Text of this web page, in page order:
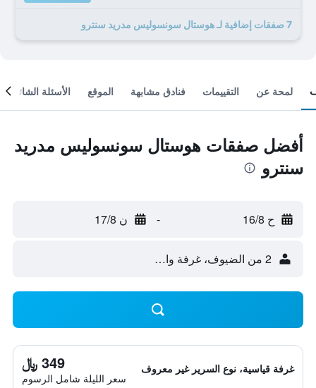
7 صفقات إضافية لـ هوستال سونسوليس مدريد سنترو
لمحة عن التقييمات فنادق مشابهة الموقع الأسئلة الشائعة
أفضل صفقات هوستال سونسوليس مدريد
سنترو
ح 16/8 - ن 17/8
2 من الضيوف، غرفة واحدة
غرفة قياسية، نوع السرير غير معروف 349 ﷼
سعر الليلة شامل الرسوم